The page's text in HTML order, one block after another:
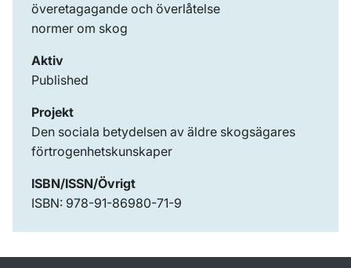
överetagagande och överlåtelse
normer om skog
Aktiv
Published
Projekt
Den sociala betydelsen av äldre skogsägares
förtrogenhetskunskaper
ISBN/ISSN/Övrigt
ISBN: 978-91-86980-71-9